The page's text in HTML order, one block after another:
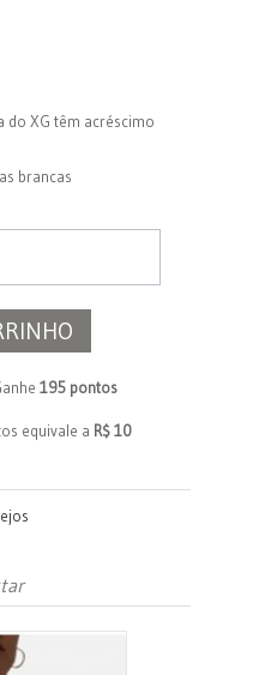
do XG têm acréscimo
brancas
195 pontos
equivale a R$ 10